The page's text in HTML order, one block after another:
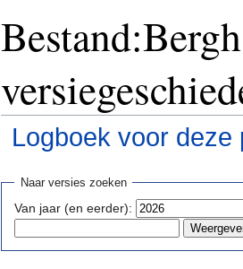
Logboek voor deze
Naar versies zoeken
Van jaar (en eerder):